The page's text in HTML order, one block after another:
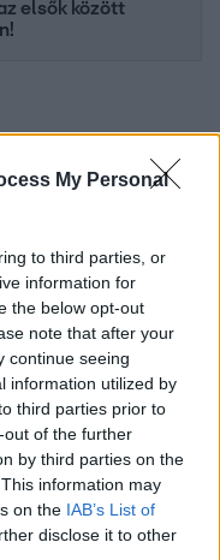
My Personal
to third parties, or
information for
the below opt-out
note that after your
continue seeing
information utilized by
third parties prior to
of the further
by third parties on the
information may
on the IAB’s List of
disclose it to other
elsők között
friss hírekről a